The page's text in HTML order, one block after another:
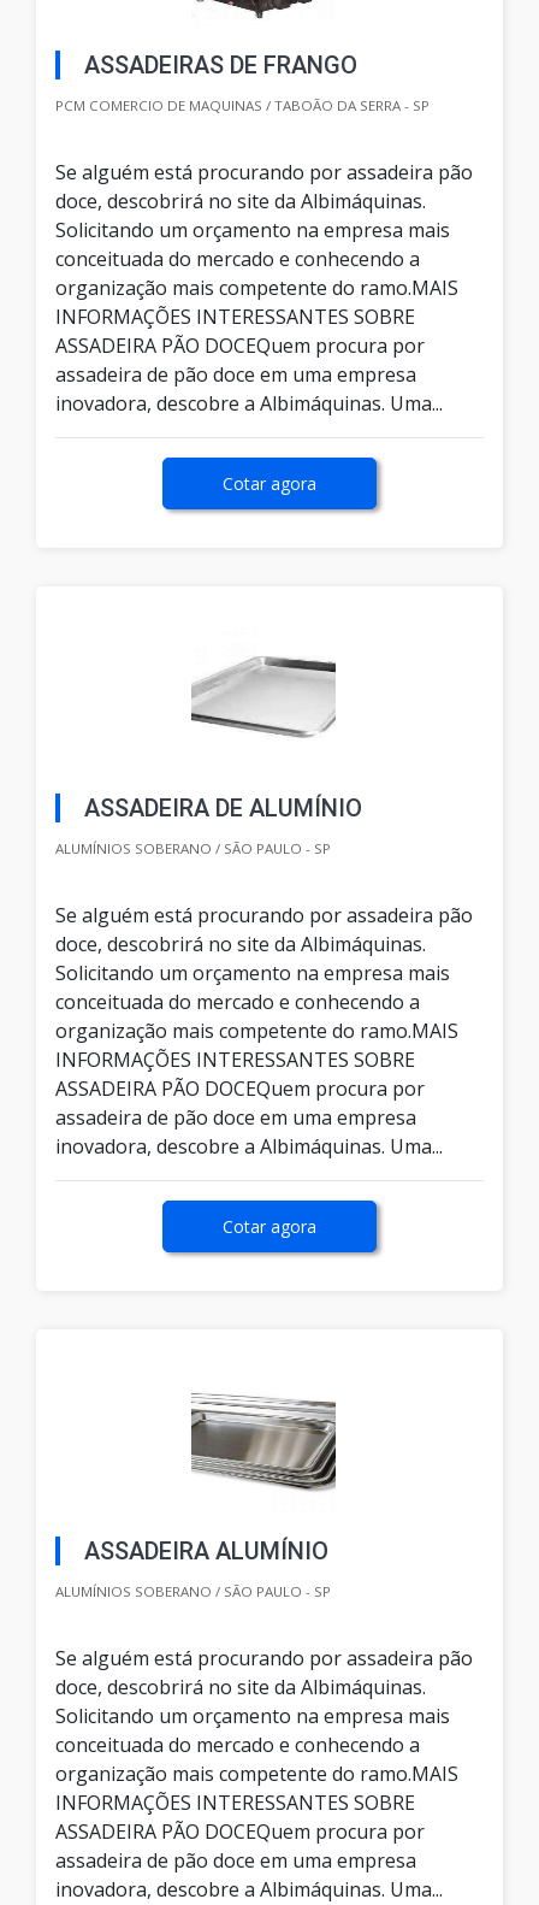
ASSADEIRAS DE FRANGO
PCM COMERCIO DE MAQUINAS / TABOÃO DA SERRA - SP
Se alguém está procurando por assadeira pão
doce, descobrirá no site da Albimáquinas.
Solicitando um orçamento na empresa mais
conceituada do mercado e conhecendo a
organização mais competente do ramo.MAIS
INFORMAÇÕES INTERESSANTES SOBRE
ASSADEIRA PÃO DOCEQuem procura por
assadeira de pão doce em uma empresa
inovadora, descobre a Albimáquinas. Uma...
Cotar agora
ASSADEIRA DE ALUMÍNIO
ALUMÍNIOS SOBERANO / SÃO PAULO - SP
Se alguém está procurando por assadeira pão
doce, descobrirá no site da Albimáquinas.
Solicitando um orçamento na empresa mais
conceituada do mercado e conhecendo a
organização mais competente do ramo.MAIS
INFORMAÇÕES INTERESSANTES SOBRE
ASSADEIRA PÃO DOCEQuem procura por
assadeira de pão doce em uma empresa
inovadora, descobre a Albimáquinas. Uma...
Cotar agora
ASSADEIRA ALUMÍNIO
ALUMÍNIOS SOBERANO / SÃO PAULO - SP
Se alguém está procurando por assadeira pão
doce, descobrirá no site da Albimáquinas.
Solicitando um orçamento na empresa mais
conceituada do mercado e conhecendo a
organização mais competente do ramo.MAIS
INFORMAÇÕES INTERESSANTES SOBRE
ASSADEIRA PÃO DOCEQuem procura por
assadeira de pão doce em uma empresa
inovadora, descobre a Albimáquinas. Uma...